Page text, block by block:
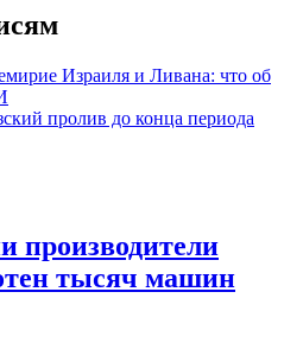
Израиля и Ливана: что об
пролив до конца периода
производители
тысяч машин